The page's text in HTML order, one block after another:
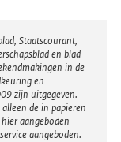
Staatscourant,
en blad
in de
en
zijn uitgegeven.
de in papieren
aangeboden
aangeboden.